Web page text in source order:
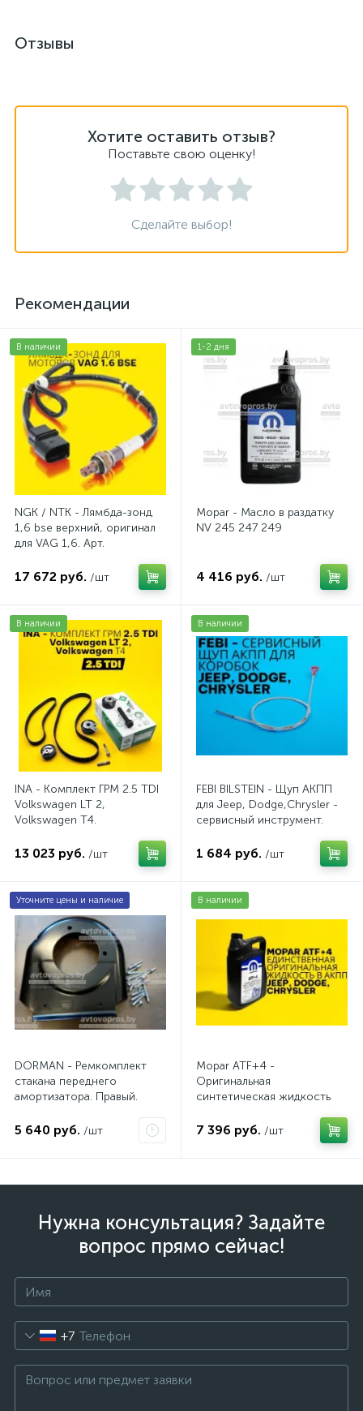
Отзывы
Хотите оставить отзыв?
Поставьте свою оценку!
Сделайте выбор!
Рекомендации
В наличии
NGK / NTK - Лямбда-зонд
1,6 bse верхний, оригинал
для VAG 1,6. Арт.
17 672 руб. /шт
1-2 дня
Mopar - Масло в раздатку
NV 245 247 249
4 416 руб. /шт
В наличии
INA - Комплект ГРМ 2.5 TDI
Volkswagen LT 2,
Volkswagen Т4.
13 023 руб. /шт
В наличии
FEBI BILSTEIN - Щуп АКПП
для Jeep, Dodge,Chrysler -
сервисный инструмент.
1 684 руб. /шт
Уточните цены и наличие
DORMAN - Ремкомплект
стакана переднего
амортизатора. Правый.
5 640 руб. /шт
В наличии
Mopar ATF+4 -
Оригинальная
синтетическая жидкость
7 396 руб. /шт
Нужна консультация? Задайте
вопрос прямо сейчас!
+7